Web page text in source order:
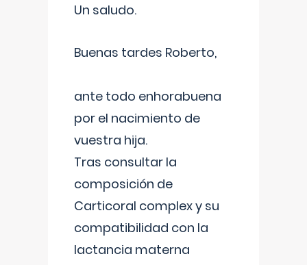
Un saludo.
Buenas tardes Roberto,
ante todo enhorabuena
por el nacimiento de
vuestra hija.
Tras consultar la
composición de
Carticoral complex y su
compatibilidad con la
lactancia materna